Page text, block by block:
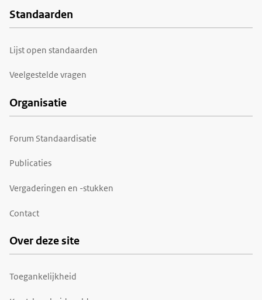
Voet
Standaarden
Lijst open standaarden
Veelgestelde vragen
Organisatie
Forum Standaardisatie
Publicaties
Vergaderingen en -stukken
Contact
Over deze site
Toegankelijkheid